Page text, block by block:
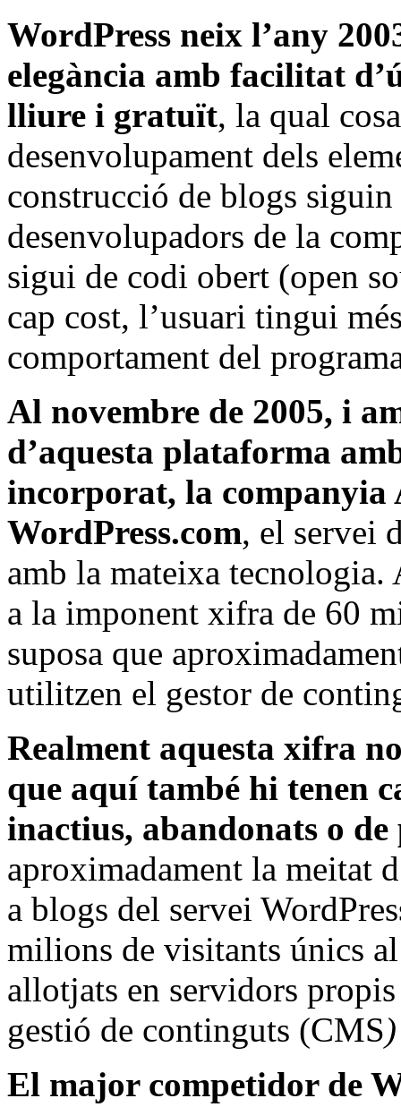
WordPress neix l’any
elegància amb facilitat
lliure i gratuït, la qual
desenvolupament dels
construcció de blogs
desenvolupadors de la
sigui de codi obert (open
cap cost, l’usuari tingui
comportament del
Al novembre de 2005, i
d’aquesta plataforma
incorporat, la
WordPress.com, el servei
amb la mateixa tecnologia.
a la imponent xifra de 60
suposa que
utilitzen el gestor de
Realment aquesta xifra
que aquí també hi tenen
inactius, abandonats o de
aproximadament la meitat
a blogs del servei
milions de visitants únics
allotjats en servidors
gestió de continguts (CMS)
El major competidor de